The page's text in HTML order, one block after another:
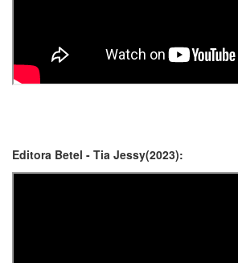
Editora Betel - Tia Jessy(2023):